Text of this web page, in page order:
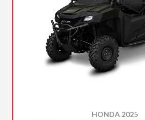
HONDA 2025